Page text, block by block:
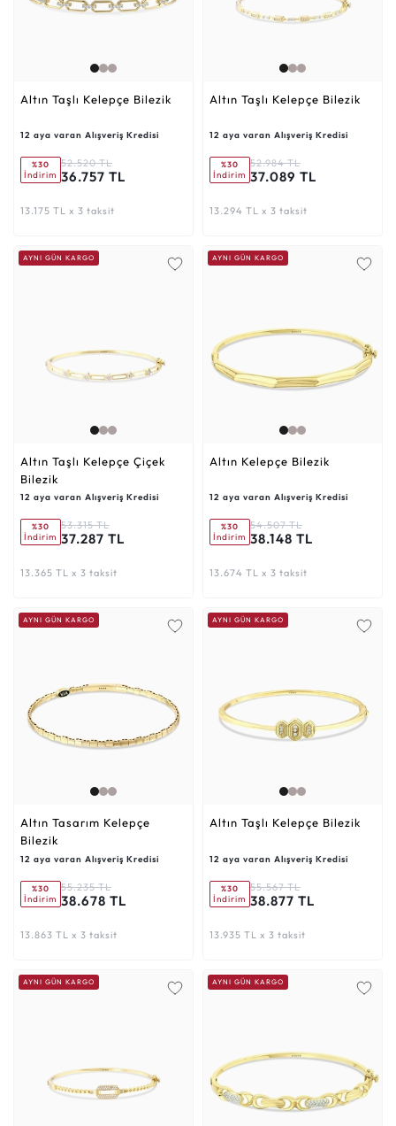
Altın Taşlı Kelepçe Bilezik
12 aya varan Alışveriş Kredisi
%30
İndirim
52.520 TL
36.757 TL
13.175 TL x 3 taksit
Altın Taşlı Kelepçe Bilezik
12 aya varan Alışveriş Kredisi
%30
İndirim
52.984 TL
37.089 TL
13.294 TL x 3 taksit
AYNI GÜN KARGO
Altın Taşlı Kelepçe Çiçek
Bilezik
12 aya varan Alışveriş Kredisi
%30
İndirim
53.315 TL
37.287 TL
13.365 TL x 3 taksit
AYNI GÜN KARGO
Altın Kelepçe Bilezik
12 aya varan Alışveriş Kredisi
%30
İndirim
54.507 TL
38.148 TL
13.674 TL x 3 taksit
AYNI GÜN KARGO
Altın Tasarım Kelepçe
Bilezik
12 aya varan Alışveriş Kredisi
%30
İndirim
55.235 TL
38.678 TL
13.863 TL x 3 taksit
AYNI GÜN KARGO
Altın Taşlı Kelepçe Bilezik
12 aya varan Alışveriş Kredisi
%30
İndirim
55.567 TL
38.877 TL
13.935 TL x 3 taksit
AYNI GÜN KARGO AYNI GÜN KARGO